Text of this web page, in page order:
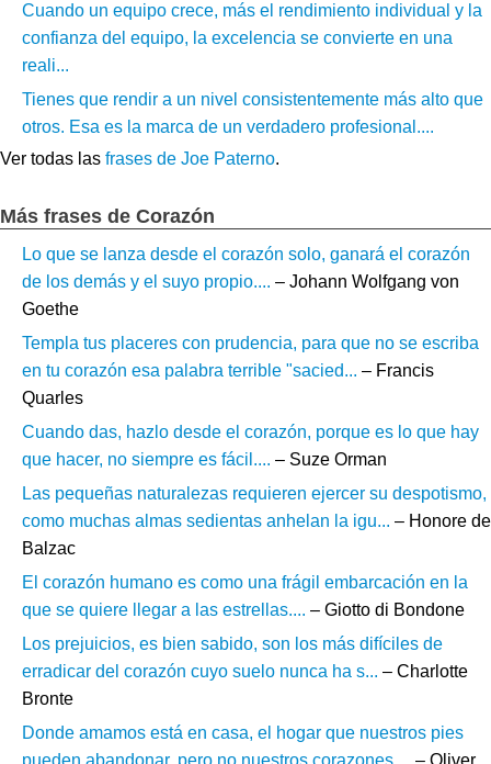
Cuando un equipo crece, más el rendimiento individual y la
confianza del equipo, la excelencia se convierte en una
reali...
Tienes que rendir a un nivel consistentemente más alto que
otros. Esa es la marca de un verdadero profesional....
Ver todas las frases de Joe Paterno.
Más frases de Corazón
Lo que se lanza desde el corazón solo, ganará el corazón
de los demás y el suyo propio.... – Johann Wolfgang von
Goethe
Templa tus placeres con prudencia, para que no se escriba
en tu corazón esa palabra terrible "sacied... – Francis
Quarles
Cuando das, hazlo desde el corazón, porque es lo que hay
que hacer, no siempre es fácil.... – Suze Orman
Las pequeñas naturalezas requieren ejercer su despotismo,
como muchas almas sedientas anhelan la igu... – Honore de
Balzac
El corazón humano es como una frágil embarcación en la
que se quiere llegar a las estrellas.... – Giotto di Bondone
Los prejuicios, es bien sabido, son los más difíciles de
erradicar del corazón cuyo suelo nunca ha s... – Charlotte
Bronte
Donde amamos está en casa, el hogar que nuestros pies